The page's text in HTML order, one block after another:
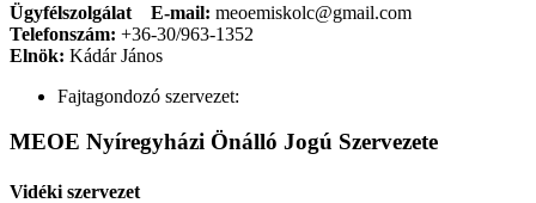
Ügyfélszolgálat
E-mail: meoemiskolc@gmail.com
Telefonszám: +36-30/963-1352
Elnök: Kádár János
Fajtagondozó szervezet:
MEOE Nyíregyházi Önálló Jogú Szervezete
Vidéki szervezet